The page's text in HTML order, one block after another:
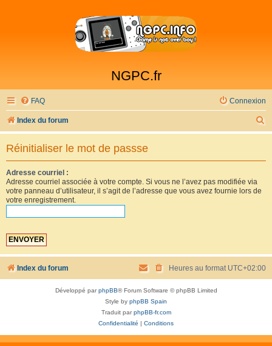
NGPC.fr
FAQ Connexion
Index du forum
e
Réinitialiser le mot de passse
Adresse courriel :
Adresse courriel associée à votre compte. Si vous ne l’avez pas modifiée via
votre panneau d’utilisateur, il s’agit de l’adresse que vous avez fournie lors de
votre enregistrement.
Index du forum Heures au format UTC+02:00
Développé parphpBB® Forum Software © phpBB Limited
Style by phpBB Spain
Traduit parphpBB-fr.com
Confidentialité
Conditions